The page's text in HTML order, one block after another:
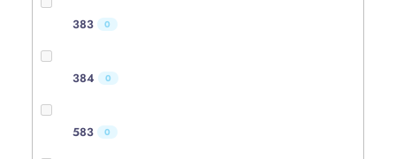
383 0
384 0
583 0